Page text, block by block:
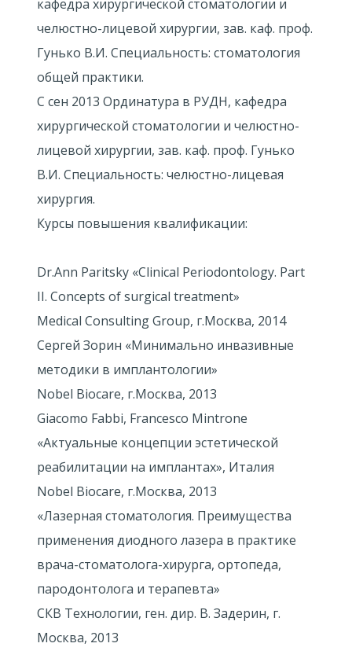
кафедра хирургической стоматологии и
челюстно-лицевой хирургии, зав. каф. проф.
Гунько В.И. Специальность: стоматология
общей практики.
С сен 2013 Ординатура в РУДН, кафедра
хирургической стоматологии и челюстно-
лицевой хирургии, зав. каф. проф. Гунько
В.И. Специальность: челюстно-лицевая
хирургия.
Курсы повышения квалификации:
Dr.Ann Paritsky «Clinical Periodontology. Part
II. Concepts of surgical treatment»
Medical Consulting Group, г.Москва, 2014
Сергей Зорин «Минимально инвазивные
методики в имплантологии»
Nobel Biocare, г.Москва, 2013
Giacomo Fabbi, Francesco Mintrone
«Актуальные концепции эстетической
реабилитации на имплантах», Италия
Nobel Biocare, г.Москва, 2013
«Лазерная стоматология. Преимущества
применения диодного лазера в практике
врача-стоматолога-хирурга, ортопеда,
пародонтолога и терапевта»
СКВ Технологии, ген. дир. В. Задерин, г.
Москва, 2013